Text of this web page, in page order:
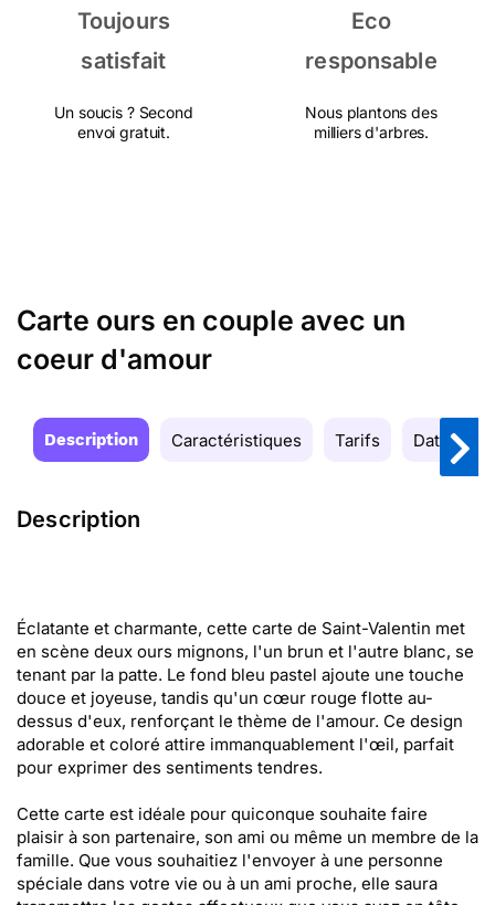
Toujours
satisfait
Un soucis ? Second
envoi gratuit.
Eco
responsable
Nous plantons des
milliers d'arbres.
Carte ours en couple avec un
coeur d'amour
Description Caractéristiques Tarifs Date de
Description
Éclatante et charmante, cette carte de Saint-Valentin met
en scène deux ours mignons, l'un brun et l'autre blanc, se
tenant par la patte. Le fond bleu pastel ajoute une touche
douce et joyeuse, tandis qu'un cœur rouge flotte au-
dessus d'eux, renforçant le thème de l'amour. Ce design
adorable et coloré attire immanquablement l'œil, parfait
pour exprimer des sentiments tendres.
Cette carte est idéale pour quiconque souhaite faire
plaisir à son partenaire, son ami ou même un membre de la
famille. Que vous souhaitiez l'envoyer à une personne
spéciale dans votre vie ou à un ami proche, elle saura